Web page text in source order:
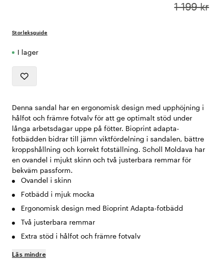
1 199 kr
Storleksguide
I lager
Denna sandal har en ergonomisk design med upphöjning i
hålfot och främre fotvalv för att ge optimalt stöd under
långa arbetsdagar uppe på fötter. Bioprint adapta-
fotbädden bidrar till jämn viktfördelning i sandalen, bättre
kroppshållning och korrekt fotställning. Scholl Moldava har
en ovandel i mjukt skinn och två justerbara remmar för
bekväm passform.
Ovandel i skinn
Fotbädd i mjuk mocka
Ergonomisk design med Bioprint Adapta-fotbädd
Två justerbara remmar
Extra stöd i hålfot och främre fotvalv
Läs mindre